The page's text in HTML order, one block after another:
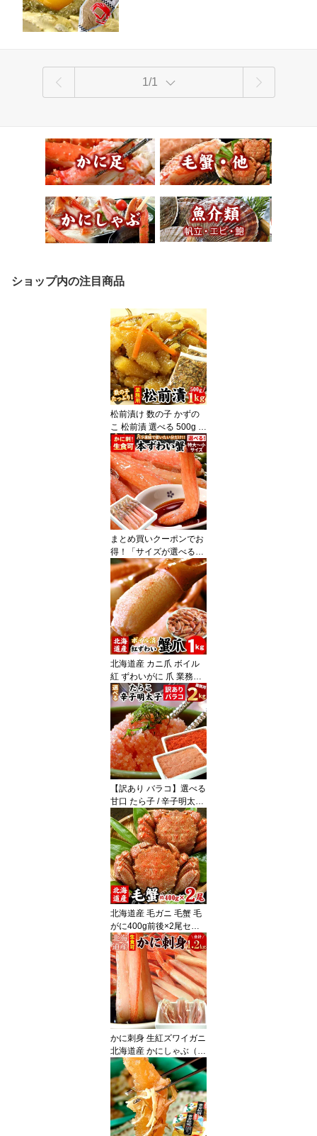
1/1
ショップ内の注目商品
松前漬け 数の子 かずの
こ 松前漬 選べる 500g /
1kg 松前 松前漬け数の子
かずのこ 訳あり わけあ
り 送料無料（沖縄宛は別
途送料を加算）
まとめ買いクーポンでお
得！「サイズが選べる」
ずわい蟹 かにしゃぶ（生
食可）特大〜大（旧7Lサ
イズ）/大〜中/中〜小サ
イズ ズワイガニ ズワイ
蟹 500g/1kgカニ ポーシ
ョン 刺身 ギフト お歳暮
北海道産 カニ爪 ボイル
紅 ずわいがに 爪 業務用
1kg 紅ずわい蟹 紅ズワイ
ガニ かにつめ ずわいカ
ニ 蟹 カニ かに ズワイガ
ニ ズワイ ズワイ蟹 ボイ
ル 訳あり ギフト お歳暮
送料無料（沖縄宛は別途
送料を加算）
【訳あり バラコ】選べる
甘口 たら子 / 辛子明太子
バラ子 業務用 2kg たら
こ 訳あり タラコ ばらこ
バラコ 業務用 大容量 皮
無し ほぐし送料無料（沖
縄宛は別途送料を加算）
北海道産 毛ガニ 毛蟹 毛
がに400g前後×2尾セッ
ト 蟹 カニ かに けがに ギ
フト お歳暮 送料無料
（沖縄宛は別途送料を加
算）
かに刺身 生紅ズワイガニ
北海道産 かにしゃぶ（南
蛮付き） カット済み 生
食可 合計1.2kg入 （1袋4
00g×3）ずわいがに ずわ
い蟹 ズワイガニ ズワイ
蟹 蟹 カニ かに ポーショ
ン むき身 刺身 送料無料